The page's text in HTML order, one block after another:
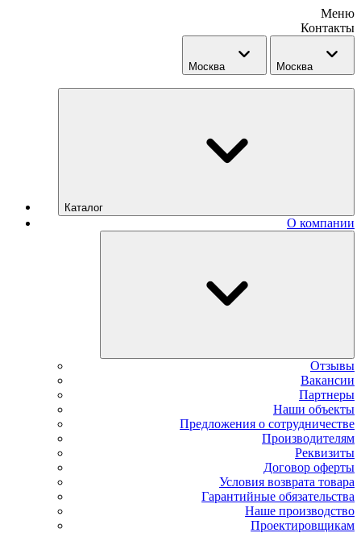
Меню
Контакты
Москва Москва
Каталог
О компании
Отзывы
Вакансии
Партнеры
Наши объекты
Предложения о сотрудничестве
Производителям
Реквизиты
Договор оферты
Условия возврата товара
Гарантийные обязательства
Наше производство
Проектировщикам